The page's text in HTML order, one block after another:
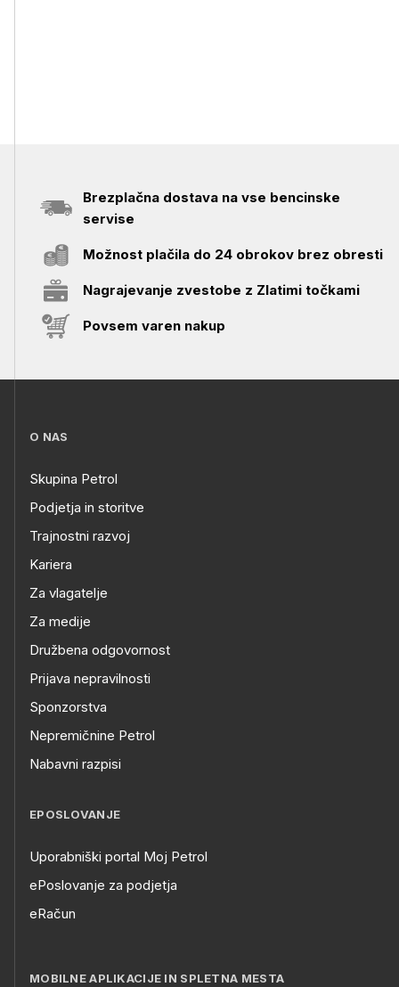
Brezplačna dostava na vse bencinske
servise
Možnost plačila do 24 obrokov brez obresti
Nagrajevanje zvestobe z Zlatimi točkami
Povsem varen nakup
O NAS
Skupina Petrol
Podjetja in storitve
Trajnostni razvoj
Kariera
Za vlagatelje
Za medije
Družbena odgovornost
Prijava nepravilnosti
Sponzorstva
Nepremičnine Petrol
Nabavni razpisi
EPOSLOVANJE
Uporabniški portal Moj Petrol
ePoslovanje za podjetja
eRačun
MOBILNE APLIKACIJE IN SPLETNA MESTA